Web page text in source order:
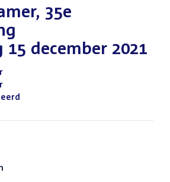
35e
15 december 2021